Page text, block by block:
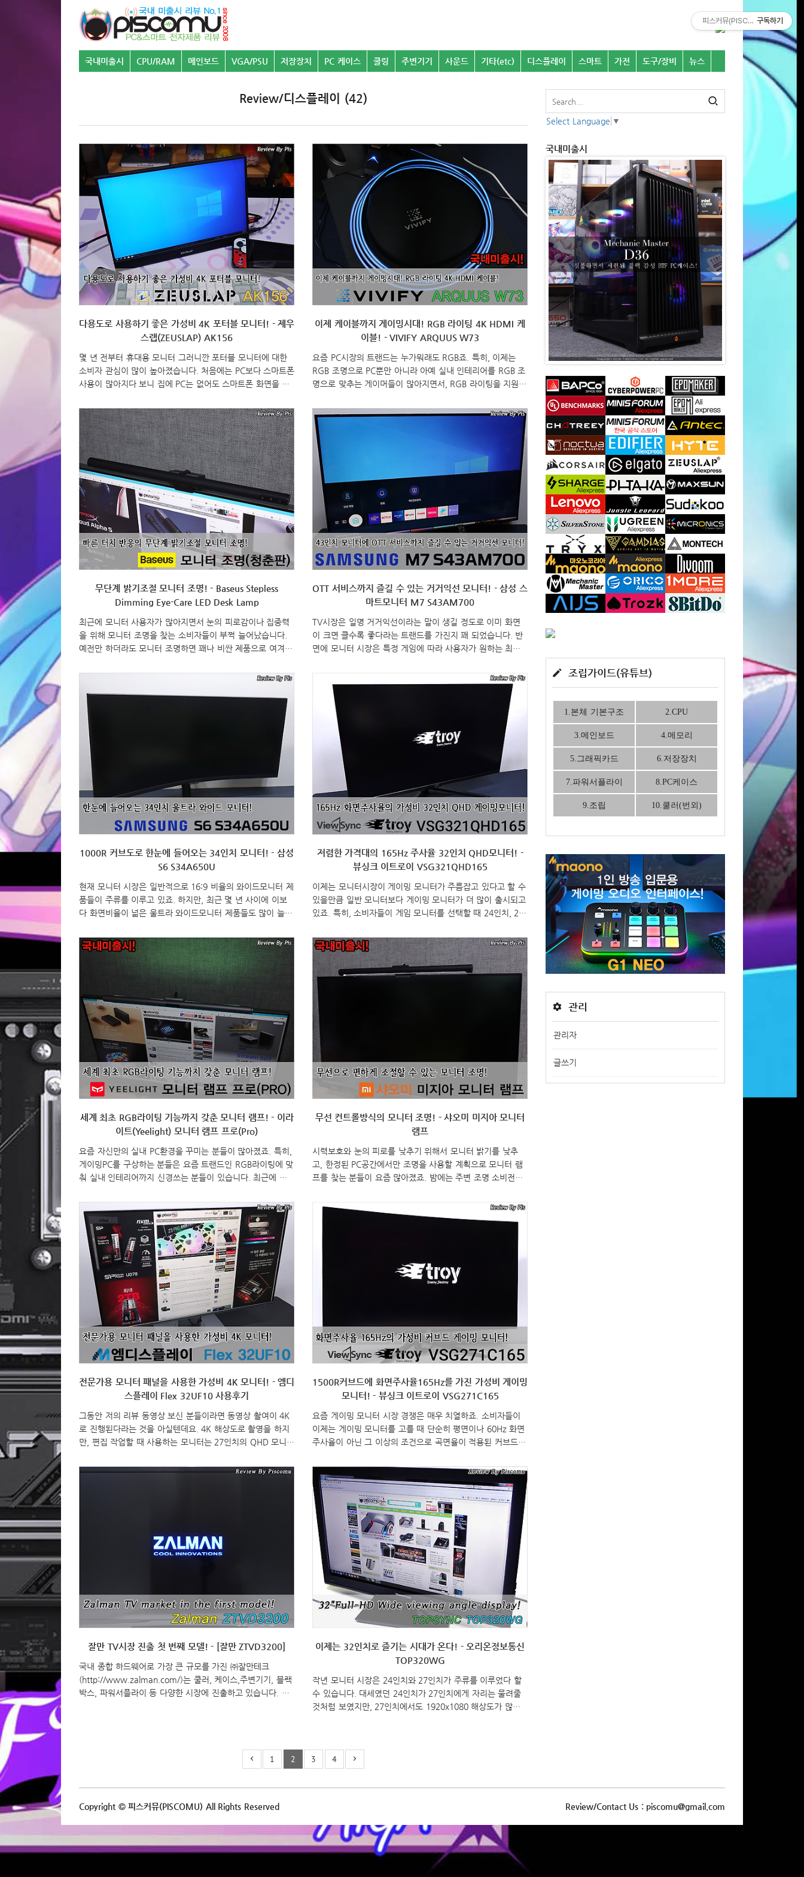
국내미출시 CPU/RAM 메인보드 VGA/PSU 저장장치 PC 케이스 쿨링 주변기기 사운드 기타(etc) 디스플레이 스마트 가전 도구/장비 뉴스
Review/디스플레이 (42)
다용도로 사용하기 좋은 가성비 4K 포터블 모니터! - 제우
스랩(ZEUSLAP) AK156
몇 년 전부터 휴대용 모니터 그러니깐 포터블 모니터에 대한
소비자 관심이 많이 높아졌습니다. 처음에는 PC보다 스마트폰
사용이 많아지다 보니 집에 PC는 없어도 스마트폰 화면을 크
지만, 요즘은 단순히 이런 이유로만 포터블 모니터가 사용되
지 않죠. 쉽게 말해, 활용도가 많아졌다라는 겁니다. 그래서,
그 어느 때보다 포터블 모니터 관심이 높아졌는데, 포터블 모
니터하면 빠지지 않는 브랜드 중 하나가 바로 제우스랩
(ZEUSLAP)이죠. 특히, 제우스랩은 한국시장에 정식 진출하지
도 않았는데 해외 직구를 하는 소비자들을 통해 입소문이 나
면서 국내에서도 많이 알려진 케이스죠. 그래서, 이번시간에는
제우스랩의 포터블 모니터 중 가장 최근에 출시한 15.6인치 ..
이제 케이블까지 게이밍시대! RGB 라이팅 4K HDMI 케
이블! - VIVIFY ARQUUS W73
요즘 PC시장의 트랜드는 누가뭐래도 RGB죠. 특히, 이제는
RGB 조명으로 PC뿐만 아니라 아예 실내 인테리어를 RGB 조
명으로 맞추는 게이머들이 많아지면서, RGB 라이팅을 지원하
하는 것은 이제 흔하게 볼 수 있을정도이고, 모니터에도 후면
에 조명역할로 RGB 라이팅 기능을 탑재하는 경우가 점점 늘
어나고 있죠. 그리고, 이제는 이런 기기와 디스플레이를 연결
해주는 케이블에서도 RGB 라이팅이 적용되기 시작했습니다.
바로, VIVIFY의 ARQUUS W73 HDMI 케이블이죠. 그럼, 기
존의 HDMI 케이블에서 벗어나 RGB 라이팅효과를 적용해 게
이머 컨셉으로 탄생한 VIVIFY의 ARQUUS W73 HDMI 케이
블을 한 번 살펴보도록 하겠습니다...
무단계 밝기조절 모니터 조명! - Baseus Stepless
Dimming Eye-Care LED Desk Lamp
최근에 모니터 사용자가 많아지면서 눈의 피로감이나 집중력
을 위해 모니터 조명을 찾는 소비자들이 부쩍 늘어났습니다.
예전만 하더라도 모니터 조명하면 꽤나 비싼 제품으로 여겨졌
제품들이 많이 나왔죠. 글로벌 가전 브랜드인 베이스어스
데, 오늘은 그 중 가장 저렴하다할 수 있는 라이트버전의 모니
터 조명(청춘판)을 한 번 살펴볼까 합니다. 그럼, ■ 구매처 -
https://s.click.aliexpress.com/e/_ABajvr 26.99US $ 37%
OFF|Baseus Stepless Dimming Eye Care LED Desk Lamp
For Computer PC Monitor ..
OTT 서비스까지 즐길 수 있는 거거익선 모니터! - 삼성 스
마트모니터 M7 S43AM700
TV시장은 일명 거거익선이라는 말이 생길 정도로 이미 화면
이 크면 클수록 좋다라는 트랜드를 가진지 꽤 되었습니다. 반
면에 모니터 시장은 특정 게임에 따라 사용자가 원하는 최적
않았습니다. 하지만, 최근 4K 해상도 사용자가 점점 늘어나면
서 32인치이상의 모니터 크기가 점점 늘어나고 있는 추세로
TV와의 경계가 모호해지고 있습니다. 특히, 단순히 크기로만
모호해지고 있는 것이 아니라 평소에는 모니터 역할을 소화하
지만, TV에서 볼 수 있었던 부가적인 기능들이 모니터에도 적
용되면서 크게 모호해지고 있는데, 대표적인 사례가 작년 연
말부터 선보였던 삼성의 스마트시리즈 모니터입니다. 27인치
와 32인치 모니터에 삼성TV에서 볼 수 있었던 무선 와이파이,
1000R 커브도로 한눈에 들어오는 34인치 모니터! - 삼성
S6 S34A650U
현재 모니터 시장은 일반적으로 16:9 비율의 와이드모니터 제
품들이 주류를 이루고 있죠. 하지만, 최근 몇 년 사이에 이보
다 화면비율이 넓은 울트라 와이드모니터 제품들도 많이 늘어
지고 있어서, 사용하는 소비자들도 예전에 비해 확실히 많이
늘어났습니다. 삼성전자 같은경우에도 꾸준히 울트라 와이드
모니터 제품들을 선보였는데, 이번에 출시하는 S6 시리즈 모
니터에도 울트라 와이드모니터가 포함되었죠. 바로, 34인치모
니터 모델인 S6 S34A650U 입니다. 특히, 이번 모델은 기존
에 먼저 나왔던 동급 크기의 자사 제품들을 잇는 가장 최신 후
속 모델로 작년부터 세계 최초로 적용하기 시작한 1000R 곡
면율 커브드까지 적용했습니다. 그럼, 삼성의 가장 최신..
저렴한 가격대의 165Hz 주사율 32인치 QHD모니터! -
뷰싱크 이트로이 VSG321QHD165
이제는 모니터시장이 게이밍 모니터가 주름잡고 있다고 할 수
있을만큼 일반 모니터보다 게이밍 모니터가 더 많이 출시되고
있죠. 특히, 소비자들이 게임 모니터를 선택할 때 24인치, 27
주에서 화면주사율도 다양하게 적용되고 있습니다. 물론, 해상
도에 따라서도 주사율이 다야한데, 일반적으로 풀-HD해상도
는 144~240Hz 범위에서 주로 많이 적용되고 있고, 풀-HD보
다 더 넓은 QHD 해상도에선 144~165Hz 화면주사율을 많이
볼 수 있죠. 국내 모니터업체인 대성글로벌코리아 역시 자사
의 뷰싱크 모니터 라인업에 이트로이 시리즈 게이밍 모니터에
최상급 모델로 32인치 QHD해상도를 갖추면서 165Hz 화면
주사율을 가진 모델이 있습니다. 바로, 이..
세계 최초 RGB라이팅 기능까지 갖춘 모니터 램프! - 이라
이트(Yeelight) 모니터 램프 프로(Pro)
요즘 자신만의 실내 PC환경을 꾸미는 분들이 많아졌죠. 특히,
게이밍PC를 구상하는 분들은 요즘 트랜드인 RGB라이팅에 맞
춰 실내 인테리어까지 신경쓰는 분들이 있습니다. 최근에 이
하나 선보였는데, 먼저 출시했던 샤오미의 미지아 모니터 램
프와 동일한 컨셉에 추가로 RGB라이팅 기능까지 세계 최초로
적용했죠. 사실 이라이트(Yeelight)가 샤오미와 협력하는 관계
인건 이미 잘 알려진 사실이고, 여기에 이번 이라이트
(Yeelight) 모니터 램프 특히 프로모델은 글로벌 주변기기 브
랜드 레이저(Razer)와도 이제는 협력해 RGB라이팅 기능을
갖춘거죠. 그럼, 세계 최초로 RGB라이팅 기능까지 갖춘 이라
이트(Yeelight)의 모니터 램프 프..
무선 컨트롤방식의 모니터 조명! - 샤오미 미지아 모니터
램프
시력보호와 눈의 피로를 낮추기 위해서 모니터 밝기를 낮추
고, 한정된 PC공간에서만 조명을 사용할 계획으로 모니터 램
프를 찾는 분들이 요즘 많아졌죠. 밤에는 주변 조명 소비전력
있는데, 그동안 모니터 램프하면 모두 유선으로만 나왔습니다.
하지만, 하반기에 샤오미가 무선으로 모니터 램프 색온도와
제품으로 분류되는 미지아 라인업으로 말이죠. 그래서, 이번
품을 한 번 살펴보도록 하겠습니다. ​ ​ ■ 구매처 : ​
bit.ly/3bKlEVz (할인쿠폰 : 3cc8a9 - 1월 31일까지)
전문가용 모니터 패널을 사용한 가성비 4K 모니터! - 엠디
스플레이 Flex 32UF10 사용후기
그동안 저의 리뷰 동영상 보신 분들이라면 동영상 촬여이 4K
로 진행된다라는 것을 아실텐데요. 4K 해상도로 촬영을 하지
만, 편집 작업할 때 사용하는 모니터는 27인치의 QHD 모니터
알아보는데, 시중에 이미 32인치 4K 모니터는 꽤 많이 나와있
만원이상을 형성하고 있는 모니터들이 대부분이죠. 저에게는
굳이 USB허브 같은 기능은 모니터에서 크게 활용하지 않아
불필요해서 좀 더 저렴한 모니터를 계속 알아봤는데, ..
1500R커브드에 화면주사율165Hz를 가진 가성비 게이밍
모니터! - 뷰싱크 이트로이 VSG271C165
요즘 게이밍 모니터 시장 경쟁은 매우 치열하죠. 소비자들이
이제는 게이밍 모니터를 고를 때 단순히 평면이나 60Hz 화면
주사율이 아닌 그 이상의 조건으로 곡면율이 적용된 커브드나
많아졌습니다. 그만큼 점점 이 2가지의 요소들이 게이밍 모니
터에선 필수적인 요소로 자리잡아가고 있다라는거겠죠. 그래
서, 모니터 회사들마다 매년 이런 요소의 게이밍 모니터 제품
들이 점점 늘어나고 있는데, 국내브랜드 중 하나인 대성글로
벌코리아(www.viewsync.co.kr) 역시 최근에 소비자들이 많
이 선택하는 모니터 크기 27인치와 32인치 크기로 뷰싱크 이
트로이 시리즈 게이밍 모니터를 출시했습니다. 특히, 화면주사
율은 최대 165Hz까지 지원하는 것으로 나왔죠. 오늘..
잘만 TV시장 진출 첫 번째 모델! - [잘만 ZTVD3200]
국내 종합 하드웨어로 가장 큰 규모를 가진 ㈜잘만테크
(http://www.zalman.com/)는 쿨러, 케이스,주변기기, 블랙
박스, 파워서플라이 등 다양한 시장에 진출하고 있습니다. 그
띄운 잘만테크의 첫 TV 제품인 32인치 LED TV ZTVD3200은
어떤 모습을 갖추었는지 지금 만나보겠습니다. Specification
기..
이제는 32인치로 즐기는 시대가 온다! - 오리온정보통신
TOP320WG
작년 모니터 시장은 24인치와 27인치가 주류를 이루었다 할
수 있습니다. 대세였던 24인치가 27인치에게 자리는 물려줄
것처럼 보였지만, 27인치에서도 1920x1080 해상도가 많이
선호하는 1920x1080 해상도의 모니터 크기를 더 확장해가고
반영해 올해 새해부터 32인치 1920x1080 해상도의 모니터
치 LED모니터 TOP320WG..
1 2 3 4
Select Language ▼
국내미출시
조립가이드(유튜브)
1.본체 기본구조 2.CPU
3.메인보드 4.메모리
5.그래픽카드 6.저장장치
7.파워서플라이 8.PC케이스
9.조립 10.쿨러(번외)
관리
관리자
글쓰기
Copyright © 피스커뮤(PISCOMU) All Rights Reserved Review/Contact Us : piscomu@gmail.com
피스커뮤(PISCOMU)구독하기